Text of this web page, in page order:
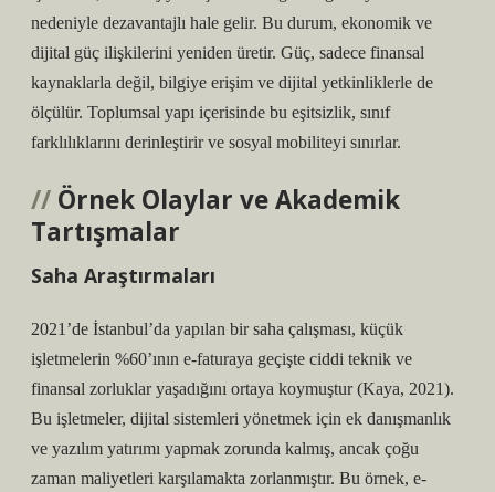
nedeniyle dezavantajlı hale gelir. Bu durum, ekonomik ve
dijital güç ilişkilerini yeniden üretir. Güç, sadece finansal
kaynaklarla değil, bilgiye erişim ve dijital yetkinliklerle de
ölçülür. Toplumsal yapı içerisinde bu eşitsizlik, sınıf
farklılıklarını derinleştirir ve sosyal mobiliteyi sınırlar.
Örnek Olaylar ve Akademik
Tartışmalar
Saha Araştırmaları
2021’de İstanbul’da yapılan bir saha çalışması, küçük
işletmelerin %60’ının e-faturaya geçişte ciddi teknik ve
finansal zorluklar yaşadığını ortaya koymuştur (Kaya, 2021).
Bu işletmeler, dijital sistemleri yönetmek için ek danışmanlık
ve yazılım yatırımı yapmak zorunda kalmış, ancak çoğu
zaman maliyetleri karşılamakta zorlanmıştır. Bu örnek, e-